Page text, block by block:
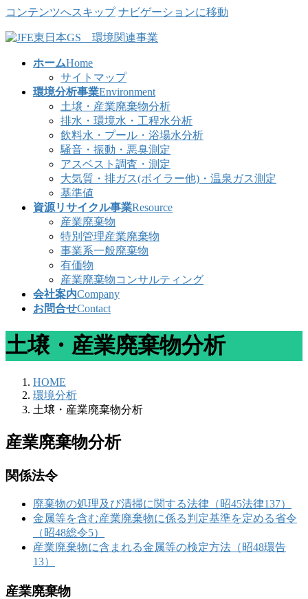
コンテンツへスキップ ナビゲーションに移動
ホームHome
サイトマップ
環境分析事業Environment
土壌・産業廃棄物分析
排水・環境水・工程水分析
飲料水・プール・浴場水分析
騒音・振動・悪臭測定
アスベスト調査・測定
大気質・排ガス(ボイラー他)・温泉ガス測定
基準値
資源リサイクル事業Resource
産業廃棄物
特別管理産業廃棄物
事業系一般廃棄物
有価物
産業廃棄物コンサルティング
会社案内Company
お問合せContact
土壌・産業廃棄物分析
HOME
環境分析
土壌・産業廃棄物分析
産業廃棄物分析
関係法令
廃棄物の処理及び清掃に関する法律（昭45法律137）
金属等を含む産業廃棄物に係る判定基準を定める省令
（昭48総令5）
産業廃棄物に含まれる金属等の検定方法（昭48環告
13）
産業廃棄物